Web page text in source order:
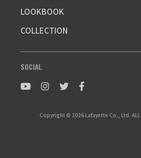
LOOKBOOK
COLLECTION
SOCIAL
Copyright © 2026 Lafayette Co., Ltd. ALL